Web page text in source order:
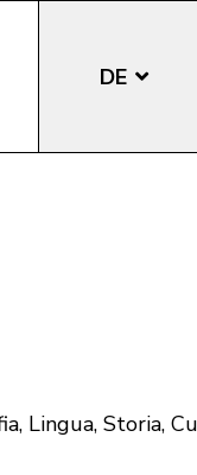
DE
Lingua, Storia,